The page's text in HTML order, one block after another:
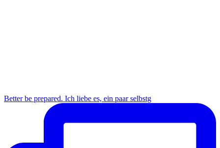
Better be prepared. Ich liebe es, ein paar selbstg